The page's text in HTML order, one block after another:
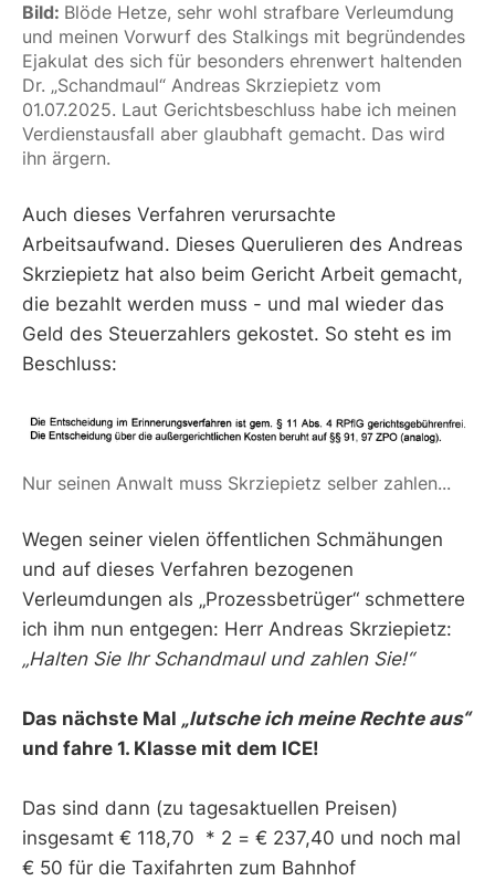
Bild: Blöde Hetze, sehr wohl strafbare Verleumdung
und meinen Vorwurf des Stalkings mit begründendes
Ejakulat des sich für besonders ehrenwert haltenden
Dr. „Schandmaul“ Andreas Skrziepietz vom
01.07.2025. Laut Gerichtsbeschluss habe ich meinen
Verdienstausfall aber glaubhaft gemacht. Das wird
ihn ärgern.
Auch dieses Verfahren verursachte
Arbeitsaufwand. Dieses Querulieren des Andreas
Skrziepietz hat also beim Gericht Arbeit gemacht,
die bezahlt werden muss - und mal wieder das
Geld des Steuerzahlers gekostet. So steht es im
Beschluss:
Nur seinen Anwalt muss Skrziepietz selber zahlen...
Wegen seiner vielen öffentlichen Schmähungen
und auf dieses Verfahren bezogenen
Verleumdungen als „Prozessbetrüger“ schmettere
ich ihm nun entgegen: Herr Andreas Skrziepietz:
„Halten Sie Ihr Schandmaul und zahlen Sie!“
Das nächste Mal „lutsche ich meine Rechte aus“
und fahre 1. Klasse mit dem ICE!
Das sind dann (zu tagesaktuellen Preisen)
insgesamt € 118,70 * 2 = € 237,40 und noch mal
€ 50 für die Taxifahrten zum Bahnhof